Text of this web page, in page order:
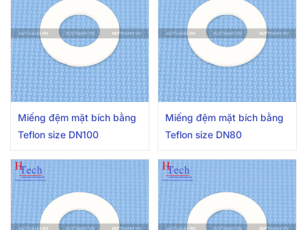
Miếng đệm mặt bích bằng
Teflon size DN100
Miếng đệm mặt bích bằng
Teflon size DN80